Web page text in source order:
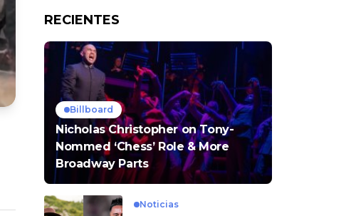
RECIENTES
Billboard
Nicholas Christopher on Tony-
Nommed ‘Chess’ Role & More
Broadway Parts
Noticias